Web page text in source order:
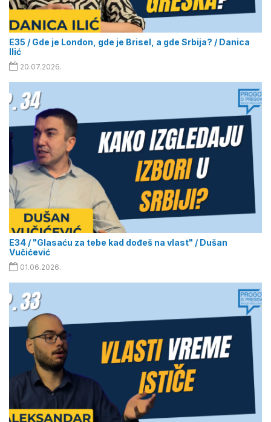
E35 / Gde je London, gde je Brisel, a gde Srbija? / Danica
Ilić
20.07.2026.
E34 / "Glasaću za tebe kad dođeš na vlast" / Dušan
Vučićević
01.06.2026.